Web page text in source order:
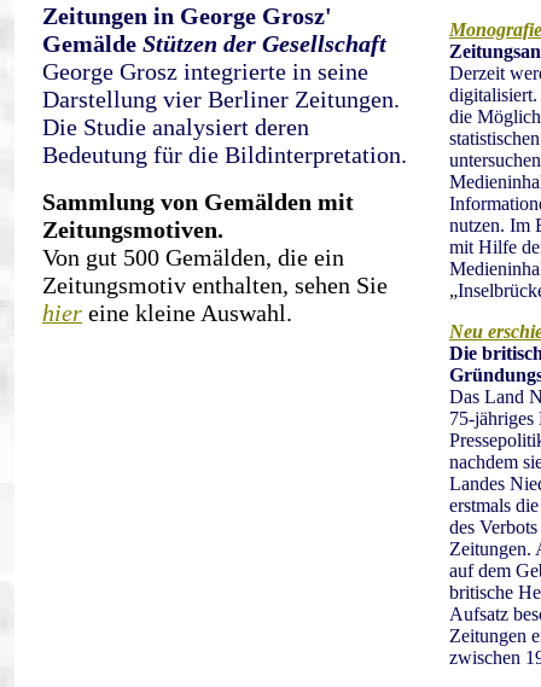
Zeitungen in George Grosz'
Gemälde Stützen der Gesellschaft
George Grosz integrierte in seine
Darstellung vier Berliner Zeitungen.
Die Studie analysiert deren
Bedeutung für die Bildinterpretation.
Sammlung von Gemälden mit
Zeitungsmotiven.
Von gut 500 Gemälden, die ein
Zeitungsmotiv enthalten, sehen Sie
hier eine kleine Auswahl.
Derzeit
digitalisiert.
die
nutzen. Im
mit Hilfe
„
Neu
Die
Das Land
75-jähriges
nachdem
Landes
erstmals
des
Zeitungen.
auf dem
britische
Aufsatz
Zeitungen
zwischen